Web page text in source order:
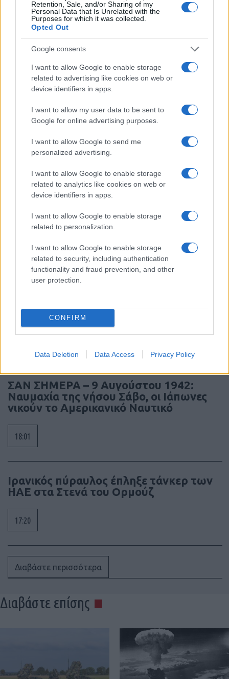
Retention, Sale, and/or Sharing of my
Personal Data that Is Unrelated with the
Purposes for which it was collected.
Opted Out
Google consents
I want to allow Google to enable storage
related to advertising like cookies on web or
device identifiers in apps.
I want to allow my user data to be sent to
Google for online advertising purposes.
I want to allow Google to send me
personalized advertising.
I want to allow Google to enable storage
related to analytics like cookies on web or
device identifiers in apps.
I want to allow Google to enable storage
related to personalization.
I want to allow Google to enable storage
related to security, including authentication
functionality and fraud prevention, and other
user protection.
CONFIRM
Data Deletion Data Access Privacy Policy
Σαουδική Αραβία–Τουρκία — Η Άγκυρα
μιλά, η Ελλάδα μετρά πράξεις
Συντριβή MQ-9AReaper στο Τζιμπουτί
Συρία και Ρωσία υπέγραψαν μνημόνιο
ρωσικών βάσεων
αυξάνεται στην Ανατολική Ουκρανία
ΣΑΝ ΣΗΜΕΡΑ – 9 Αυγούστου 1942:
Ναυμαχία της νήσου Σάβο, οι Ιάπωνες
νικούν το Αμερικανικό Ναυτικό
18:01
Ιρανικός πύραυλος έπληξε τάνκερ των
ΗΑΕ στα Στενά του Ορμούζ
17:20
Διαβάστε περισσότερα
Διαβάστε επίσης